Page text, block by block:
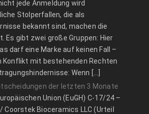
jede Anmeldung wird
Stolperfallen, die als
bekannt sind, machen die
Es gibt zwei große Gruppen: Hier
darf eine Marke auf keinen Fall –
Konflikt mit bestehenden Rechten
Wenn […]
der letzten 3 Monate
Union (EuGH) C‑17/24 –
Coorstek Bioceramics LLC (Urteil